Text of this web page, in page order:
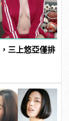
三上悠亞僅排